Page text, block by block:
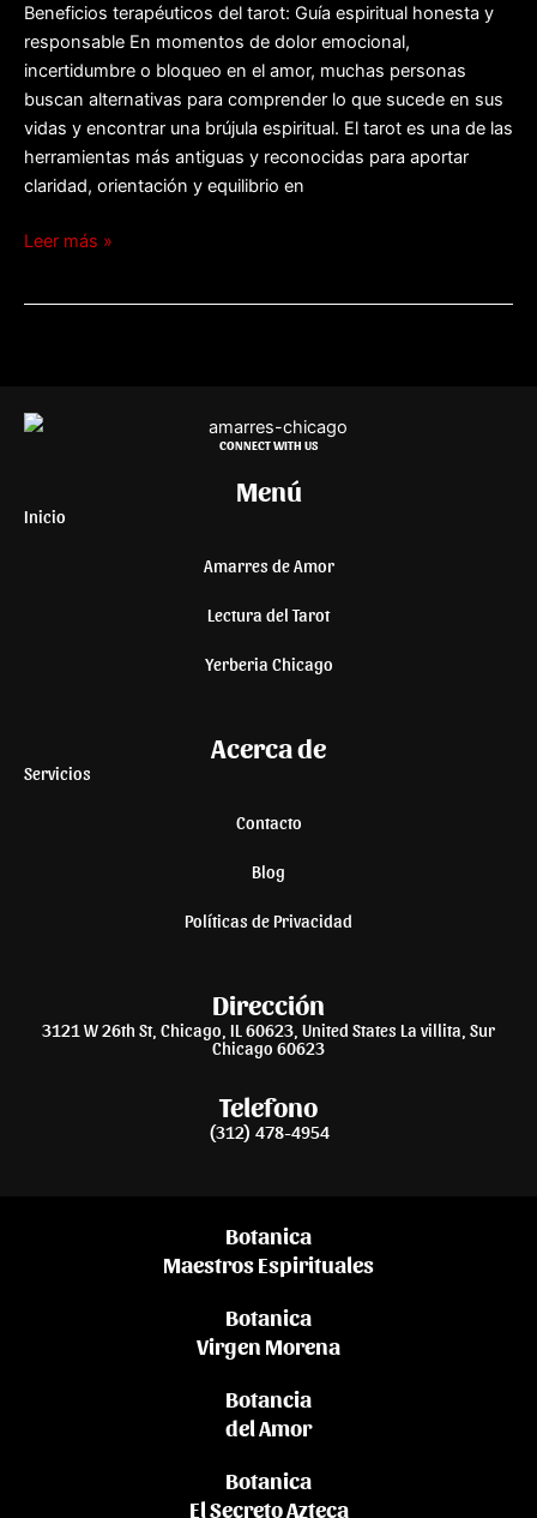
Beneficios terapéuticos del tarot: Guía espiritual honesta y
responsable En momentos de dolor emocional,
incertidumbre o bloqueo en el amor, muchas personas
buscan alternativas para comprender lo que sucede en sus
vidas y encontrar una brújula espiritual. El tarot es una de las
herramientas más antiguas y reconocidas para aportar
claridad, orientación y equilibrio en
Leer más »
CONNECT WITH US
Menú
Inicio
Amarres de Amor
Lectura del Tarot
Yerberia Chicago
Acerca de
Servicios
Contacto
Blog
Políticas de Privacidad
Dirección
3121 W 26th St, Chicago, IL 60623, United States La villita, Sur
Chicago 60623
Telefono
(312) 478-4954
Botanica
Maestros Espirituales
Botanica
Virgen Morena
Botancia
del Amor
Botanica
El Secreto Azteca